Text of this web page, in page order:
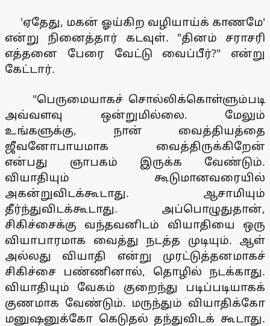
'ஏதேது, மகன் ஓய்கிற வழியாய்க் காணமே'
என்று நினைத்தார் கடவுள். "தினம் சராசரி
எத்தனை பேரை வேட்டு வைப்பீர்?" என்று
கேட்டார்.
"பெருமையாகச் சொல்லிக்கொள்ளும்படி
அவ்வளவு ஒன்றுமில்லை. மேலும்
உங்களுக்கு, நான் வைத்தியத்தை
ஜீவனோபாயமாக வைத்திருக்கிறேன்
என்பது ஞாபகம் இருக்க வேண்டும்.
வியாதியும் கூடுமானவரையில்
அகன்றுவிடக்கூடாது. ஆசாமியும்
தீர்ந்துவிடக்கூடாது. அப்பொழுதுதான்,
சிகிச்சைக்கு வந்தவனிடம் வியாதியை ஒரு
வியாபாரமாக வைத்து நடத்த முடியும். ஆள்
அல்லது வியாதி என்று முரட்டுத்தனமாகச்
சிகிச்சை பண்ணினால், தொழில் நடக்காது.
வியாதியும் வேகம் குறைந்து படிப்படியாகக்
குணமாக வேண்டும். மருந்தும் வியாதிக்கோ
மனுஷனுக்கோ கெடுதல் தந்துவிடக் கூடாது.